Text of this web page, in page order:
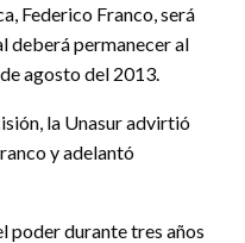
Federico Franco, será
deberá permanecer al
agosto del 2013.
la Unasur advirtió
y adelantó
poder durante tres años